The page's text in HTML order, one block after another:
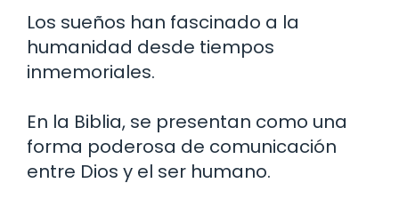
Los sueños han fascinado a la
humanidad desde tiempos
inmemoriales.
En la Biblia, se presentan como una
forma poderosa de comunicación
entre Dios y el ser humano.